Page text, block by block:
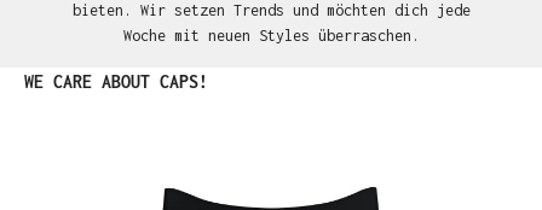
bieten. Wir setzen Trends und möchten dich jede
Woche mit neuen Styles überraschen.
Produktgalerie überspringen
WE CARE ABOUT CAPS!